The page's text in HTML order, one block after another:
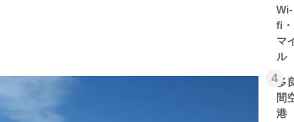
Wi-
fi・
マ
ル
4多
間
港